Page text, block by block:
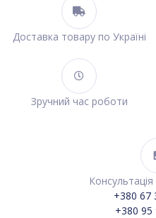
Доставка товару по Україні
Зручний час роботи
+380 67
+380 95